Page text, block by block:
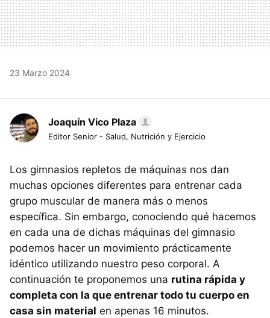
23 Marzo 2024
Joaquín Vico Plaza
Editor Senior - Salud, Nutrición y Ejercicio
Los gimnasios repletos de máquinas nos dan
muchas opciones diferentes para entrenar cada
grupo muscular de manera más o menos
específica. Sin embargo, conociendo qué hacemos
en cada una de dichas máquinas del gimnasio
podemos hacer un movimiento prácticamente
idéntico utilizando nuestro peso corporal. A
continuación te proponemos una rutina rápida y
completa con la que entrenar todo tu cuerpo en
casa sin material en apenas 16 minutos.